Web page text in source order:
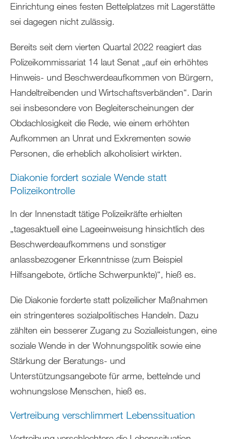
Einrichtung eines festen Bettelplatzes mit Lagerstätte
sei dagegen nicht zulässig.
Bereits seit dem vierten Quartal 2022 reagiert das
Polizeikommissariat 14 laut Senat „auf ein erhöhtes
Hinweis- und Beschwerdeaufkommen von Bürgern,
Handeltreibenden und Wirtschaftsverbänden“. Darin
sei insbesondere von Begleiterscheinungen der
Obdachlosigkeit die Rede, wie einem erhöhten
Aufkommen an Unrat und Exkrementen sowie
Personen, die erheblich alkoholisiert wirkten.
Diakonie fordert soziale Wende statt
Polizeikontrolle
In der Innenstadt tätige Polizeikräfte erhielten
„tagesaktuell eine Lageeinweisung hinsichtlich des
Beschwerdeaufkommens und sonstiger
anlassbezogener Erkenntnisse (zum Beispiel
Hilfsangebote, örtliche Schwerpunkte)“, hieß es.
Die Diakonie forderte statt polizeilicher Maßnahmen
ein stringenteres sozialpolitisches Handeln. Dazu
zählten ein besserer Zugang zu Sozialleistungen, eine
soziale Wende in der Wohnungspolitik sowie eine
Stärkung der Beratungs- und
Unterstützungsangebote für arme, bettelnde und
wohnungslose Menschen, hieß es.
Vertreibung verschlimmert Lebenssituation